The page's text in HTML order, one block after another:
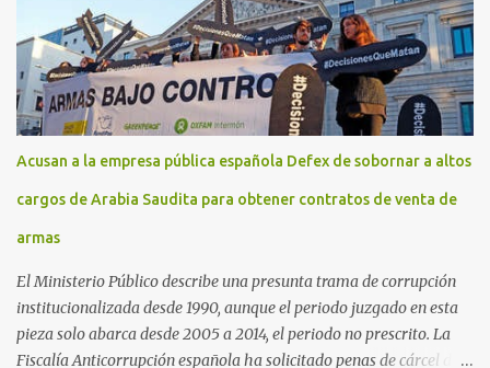
Acusan a la empresa pública española Defex de sobornar a altos
cargos de Arabia Saudita para obtener contratos de venta de
armas
El Ministerio Público describe una presunta trama de corrupción
institucionalizada desde 1990, aunque el periodo juzgado en esta
pieza solo abarca desde 2005 a 2014, el periodo no prescrito. La
Fiscalía Anticorrupción española ha solicitado penas de cárcel de